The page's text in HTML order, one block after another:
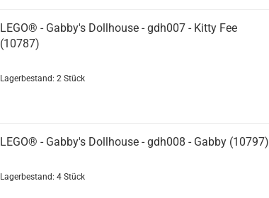
LEGO® - Gabby's Dollhouse - gdh007 - Kitty Fee
(10787)
Lagerbestand: 2 Stück
LEGO® - Gabby's Dollhouse - gdh008 - Gabby (10797)
Lagerbestand: 4 Stück